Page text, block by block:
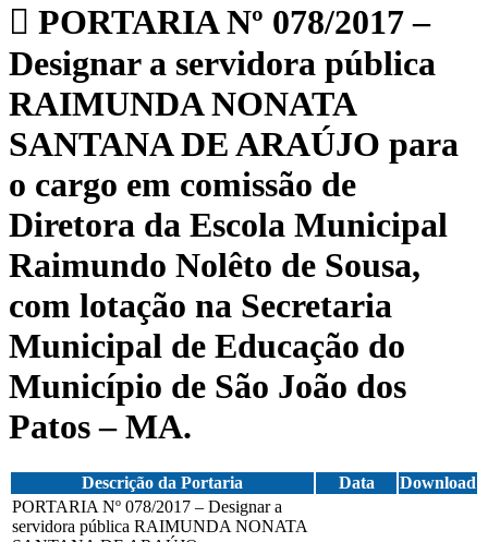
PORTARIA Nº 078/2017 –
Designar a servidora pública
RAIMUNDA NONATA
SANTANA DE ARAÚJO para
o cargo em comissão de
Diretora da Escola Municipal
Raimundo Nolêto de Sousa,
com lotação na Secretaria
Municipal de Educação do
Município de São João dos
Patos – MA.
Descrição da Portaria Data
Download
PORTARIA Nº 078/2017 – Designar a
servidora pública RAIMUNDA NONATA